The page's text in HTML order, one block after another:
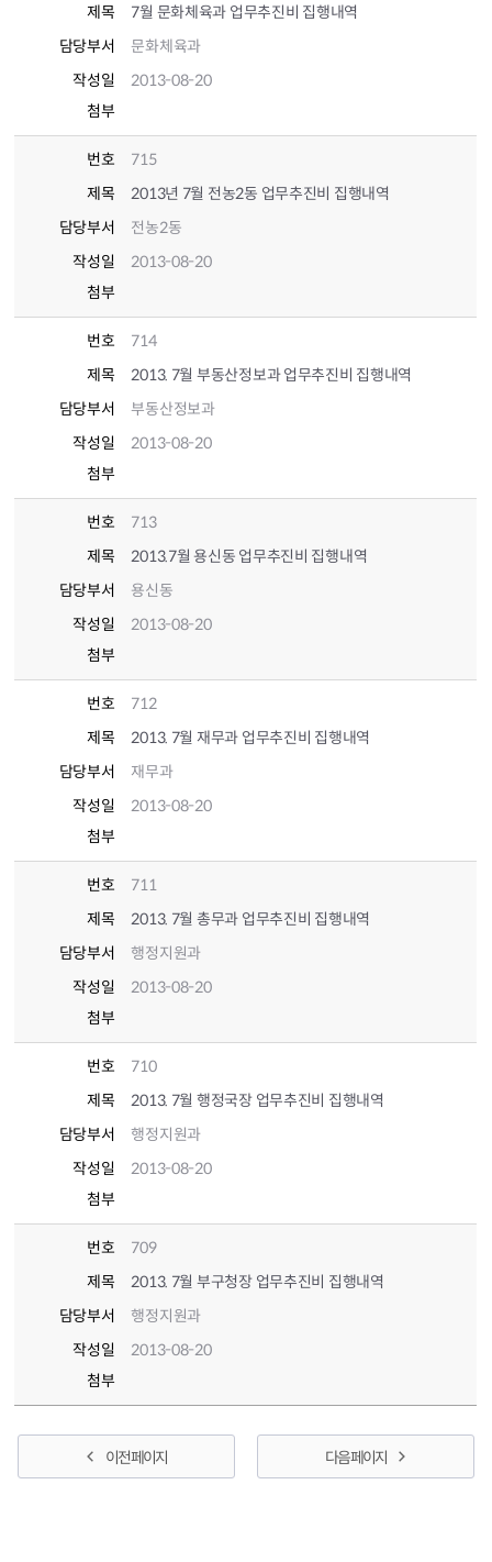
제목
7월 문화체육과 업무추진비 집행내역
담당부서
문화체육과
작성일
2013-08-20
첨부
번호
715
제목
2013년 7월 전농2동 업무추진비 집행내역
담당부서
전농2동
작성일
2013-08-20
첨부
번호
714
제목
2013. 7월 부동산정보과 업무추진비 집행내역
담당부서
부동산정보과
작성일
2013-08-20
첨부
번호
713
제목
2013.7월 용신동 업무추진비 집행내역
담당부서
용신동
작성일
2013-08-20
첨부
번호
712
제목
2013. 7월 재무과 업무추진비 집행내역
담당부서
재무과
작성일
2013-08-20
첨부
번호
711
제목
2013. 7월 총무과 업무추진비 집행내역
담당부서
행정지원과
작성일
2013-08-20
첨부
번호
710
제목
2013. 7월 행정국장 업무추진비 집행내역
담당부서
행정지원과
작성일
2013-08-20
첨부
번호
709
제목
2013. 7월 부구청장 업무추진비 집행내역
담당부서
행정지원과
작성일
2013-08-20
첨부
이전 페이지 다음 페이지